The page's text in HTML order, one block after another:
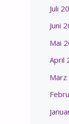
Juli
Juni
Mai
April